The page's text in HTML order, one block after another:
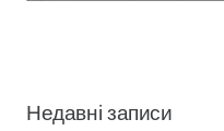
Недавні записи